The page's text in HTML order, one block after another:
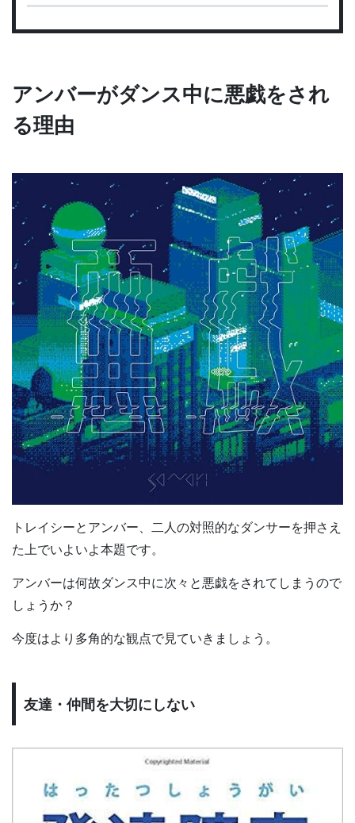
アンバーがダンス中に悪戯をされ
る理由
トレイシーとアンバー、二人の対照的なダンサーを押さえ
た上でいよいよ本題です。
アンバーは何故ダンス中に次々と悪戯をされてしまうので
しょうか？
今度はより多角的な観点で見ていきましょう。
友達・仲間を大切にしない